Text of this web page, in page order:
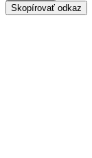
Skopírovať odkaz